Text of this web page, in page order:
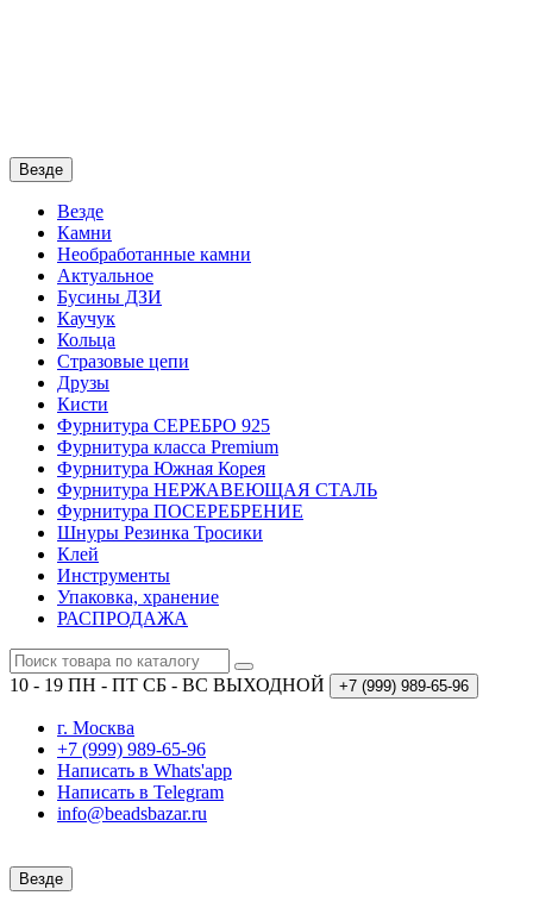
Везде
Везде
Камни
Необработанные камни
Актуальное
Бусины ДЗИ
Каучук
Кольца
Стразовые цепи
Друзы
Кисти
Фурнитура СЕРЕБРО 925
Фурнитура класса Premium
Фурнитура Южная Корея
Фурнитура НЕРЖАВЕЮЩАЯ СТАЛЬ
Фурнитура ПОСЕРЕБРЕНИЕ
Шнуры Резинка Тросики
Клей
Инструменты
Упаковка, хранение
РАСПРОДАЖА
10 - 19 ПН - ПТ СБ - ВС ВЫХОДНОЙ +7 (999) 989-65-96
г. Москва
+7 (999) 989-65-96
Написать в Whats'app
Написать в Telegram
info@beadsbazar.ru
Везде